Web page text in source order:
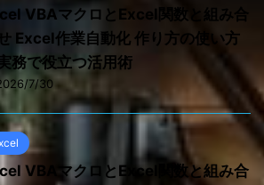
VBAマクロとExcel関数と組み合
せ Excel作業自動化 作り方の使い方
務で役立つ活用術
7/30
VBAマクロとExcel関数と組み合